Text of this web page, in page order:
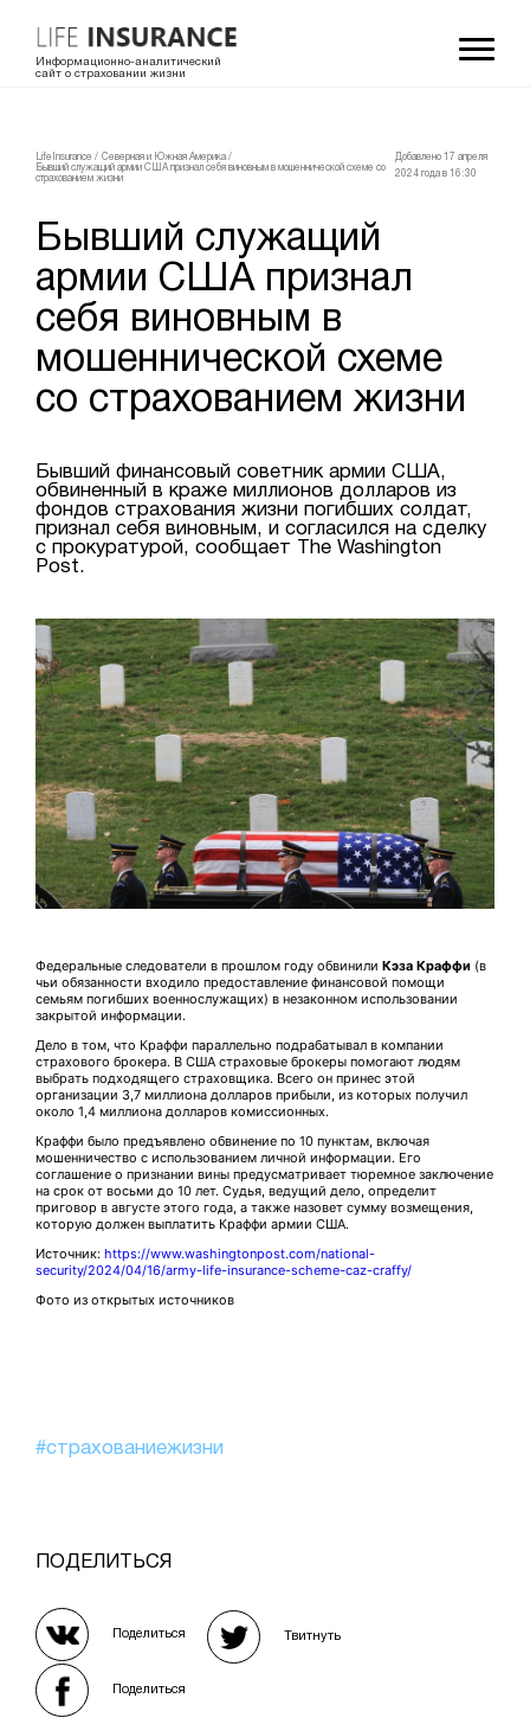
Информационно-аналитический
сайт о страховании жизни
LifeInsurance / Северная и Южная Америка /
Бывший служащий армии США признал себя виновным в мошеннической схеме со
страхованием жизни
Добавлено 17 апреля
2024 года в 16:30
Бывший служащий
армии США признал
себя виновным в
мошеннической схеме
со страхованием жизни
Бывший финансовый советник армии США,
обвиненный в краже миллионов долларов из
фондов страхования жизни погибших солдат,
признал себя виновным, и согласился на сделку
с прокуратурой, сообщает The Washington
Post.
Федеральные следователи в прошлом году обвинили Кэза Краффи (в
чьи обязанности входило предоставление финансовой помощи
семьям погибших военнослужащих) в незаконном использовании
закрытой информации.
Дело в том, что Краффи параллельно подрабатывал в компании
страхового брокера. В США страховые брокеры помогают людям
выбрать подходящего страховщика. Всего он принес этой
организации 3,7 миллиона долларов прибыли, из которых получил
около 1,4 миллиона долларов комиссионных.
Краффи было предъявлено обвинение по 10 пунктам, включая
мошенничество с использованием личной информации. Его
соглашение о признании вины предусматривает тюремное заключение
на срок от восьми до 10 лет. Судья, ведущий дело, определит
приговор в августе этого года, а также назовет сумму возмещения,
которую должен выплатить Краффи армии США.
Источник: https://www.washingtonpost.com/national-
security/2024/04/16/army-life-insurance-scheme-caz-craffy/
Фото из открытых источников
#страхованиежизни
ПОДЕЛИТЬСЯ
Поделиться Твитнуть
Поделиться